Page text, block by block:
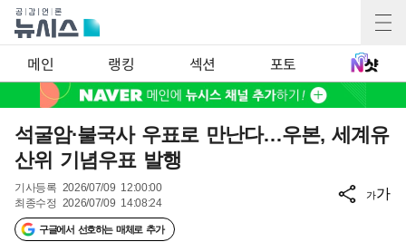
메인 랭킹 섹션 포토
석굴암·불국사 우표로 만난다…우본, 세계유
산위 기념우표 발행
기사등록 2026/07/09 12:00:00
최종수정 2026/07/09 14:08:24
구글에서 선호하는 매체로 추가
가가